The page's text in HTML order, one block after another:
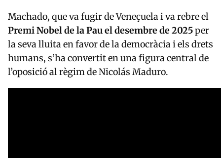
Machado, que va fugir de Veneçuela i va rebre el
Premi Nobel de la Pau el desembre de 2025per
la seva lluita en favor de la democràcia i els drets
humans, s’ha convertit en una figura central de
l’oposició al règim de Nicolás Maduro.